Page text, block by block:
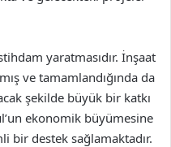
yaratmasıdır. İnşaat
ve tamamlandığında da
şekilde büyük bir katkı
ekonomik büyümesine
bir destek sağlamaktadır.